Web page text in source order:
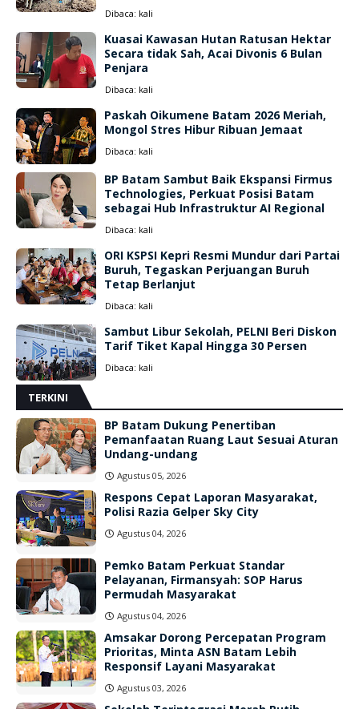
Dibaca: kali
Kuasai Kawasan Hutan Ratusan Hektar
Secara tidak Sah, Acai Divonis 6 Bulan
Penjara
Dibaca: kali
Paskah Oikumene Batam 2026 Meriah,
Mongol Stres Hibur Ribuan Jemaat
Dibaca: kali
BP Batam Sambut Baik Ekspansi Firmus
Technologies, Perkuat Posisi Batam
sebagai Hub Infrastruktur AI Regional
Dibaca: kali
ORI KSPSI Kepri Resmi Mundur dari Partai
Buruh, Tegaskan Perjuangan Buruh
Tetap Berlanjut
Dibaca: kali
Sambut Libur Sekolah, PELNI Beri Diskon
Tarif Tiket Kapal Hingga 30 Persen
Dibaca: kali
TERKINI
BP Batam Dukung Penertiban
Pemanfaatan Ruang Laut Sesuai Aturan
Undang-undang
Agustus 05, 2026
Respons Cepat Laporan Masyarakat,
Polisi Razia Gelper Sky City
Agustus 04, 2026
Pemko Batam Perkuat Standar
Pelayanan, Firmansyah: SOP Harus
Permudah Masyarakat
Agustus 04, 2026
Amsakar Dorong Percepatan Program
Prioritas, Minta ASN Batam Lebih
Responsif Layani Masyarakat
Agustus 03, 2026